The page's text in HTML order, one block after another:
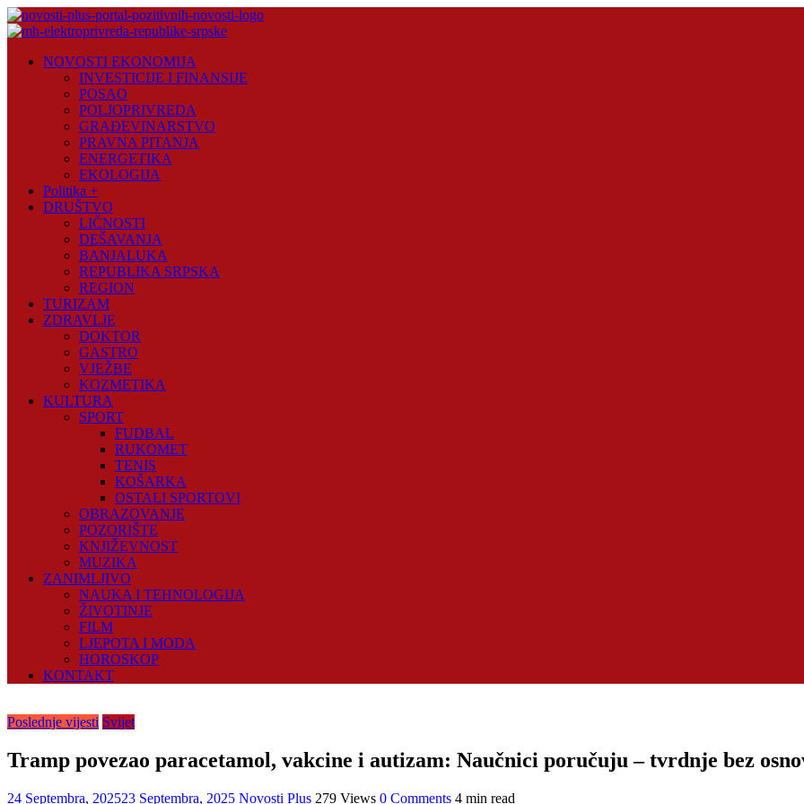
Skip
to
Plus
NOVOSTI EKONOMIJA
INVESTICIJE I FINANSIJE
POSAO
POLJOPRIVREDA
GRAĐEVINARSTVO
PRAVNA PITANJA
ENERGETIKA
EKOLOGIJA
Politika +
DRUŠTVO
LIČNOSTI
DEŠAVANJA
BANJALUKA
REPUBLIKA SRPSKA
REGION
TURIZAM
ZDRAVLJE
DOKTOR
GASTRO
VJEŽBE
KOZMETIKA
KULTURA
SPORT
FUDBAL
RUKOMET
TENIS
KOŠARKA
OSTALI SPORTOVI
OBRAZOVANJE
POZORIŠTE
KNJIŽEVNOST
MUZIKA
ZANIMLJIVO
NAUKA I TEHNOLOGIJA
ŽIVOTINJE
FILM
LJEPOTA I MODA
HOROSKOP
KONTAKT
Poslednje vijesti Svijet
Tramp povezao paracetamol, vakcine i autizam: Naučnici poručuju – tvrdnje bez
24 Septembra, 202523 Septembra, 2025 Novosti Plus 279 Views 0 Comments 4 min read